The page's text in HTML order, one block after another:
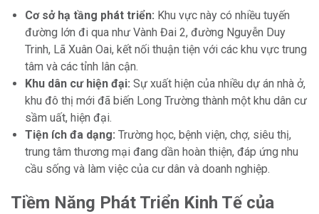
Cơ sở hạ tầng phát triển: Khu vực này có nhiều tuyến
đường lớn đi qua như Vành Đai 2, đường Nguyễn Duy
Trinh, Lã Xuân Oai, kết nối thuận tiện với các khu vực trung
tâm và các tỉnh lân cận.
Khu dân cư hiện đại: Sự xuất hiện của nhiều dự án nhà ở,
khu đô thị mới đã biến Long Trường thành một khu dân cư
sầm uất, hiện đại.
Tiện ích đa dạng: Trường học, bệnh viện, chợ, siêu thị,
trung tâm thương mại đang dần hoàn thiện, đáp ứng nhu
cầu sống và làm việc của cư dân và doanh nghiệp.
Tiềm Năng Phát Triển Kinh Tế của